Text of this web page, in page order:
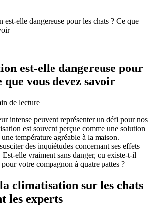
est-elle dangereuse pour les chats ? Ce que
est-elle dangereuse pour
que vous devez savoir
de lecture
intense peuvent représenter un défi pour nos
est souvent perçue comme une solution
température agréable à la maison.
des inquiétudes concernant ses effets
Est-elle vraiment sans danger, ou existe-t-il
votre compagnon à quatre pattes ?
climatisation sur les chats
les experts